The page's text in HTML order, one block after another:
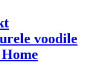
voodile